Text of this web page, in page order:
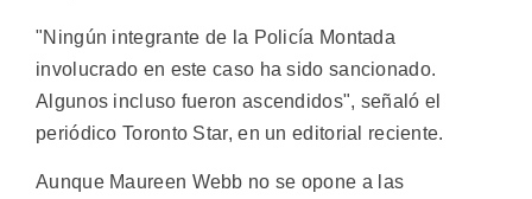
"Ningún integrante de la Policía Montada
involucrado en este caso ha sido sancionado.
Algunos incluso fueron ascendidos", señaló el
periódico Toronto Star, en un editorial reciente.
Aunque Maureen Webb no se opone a las